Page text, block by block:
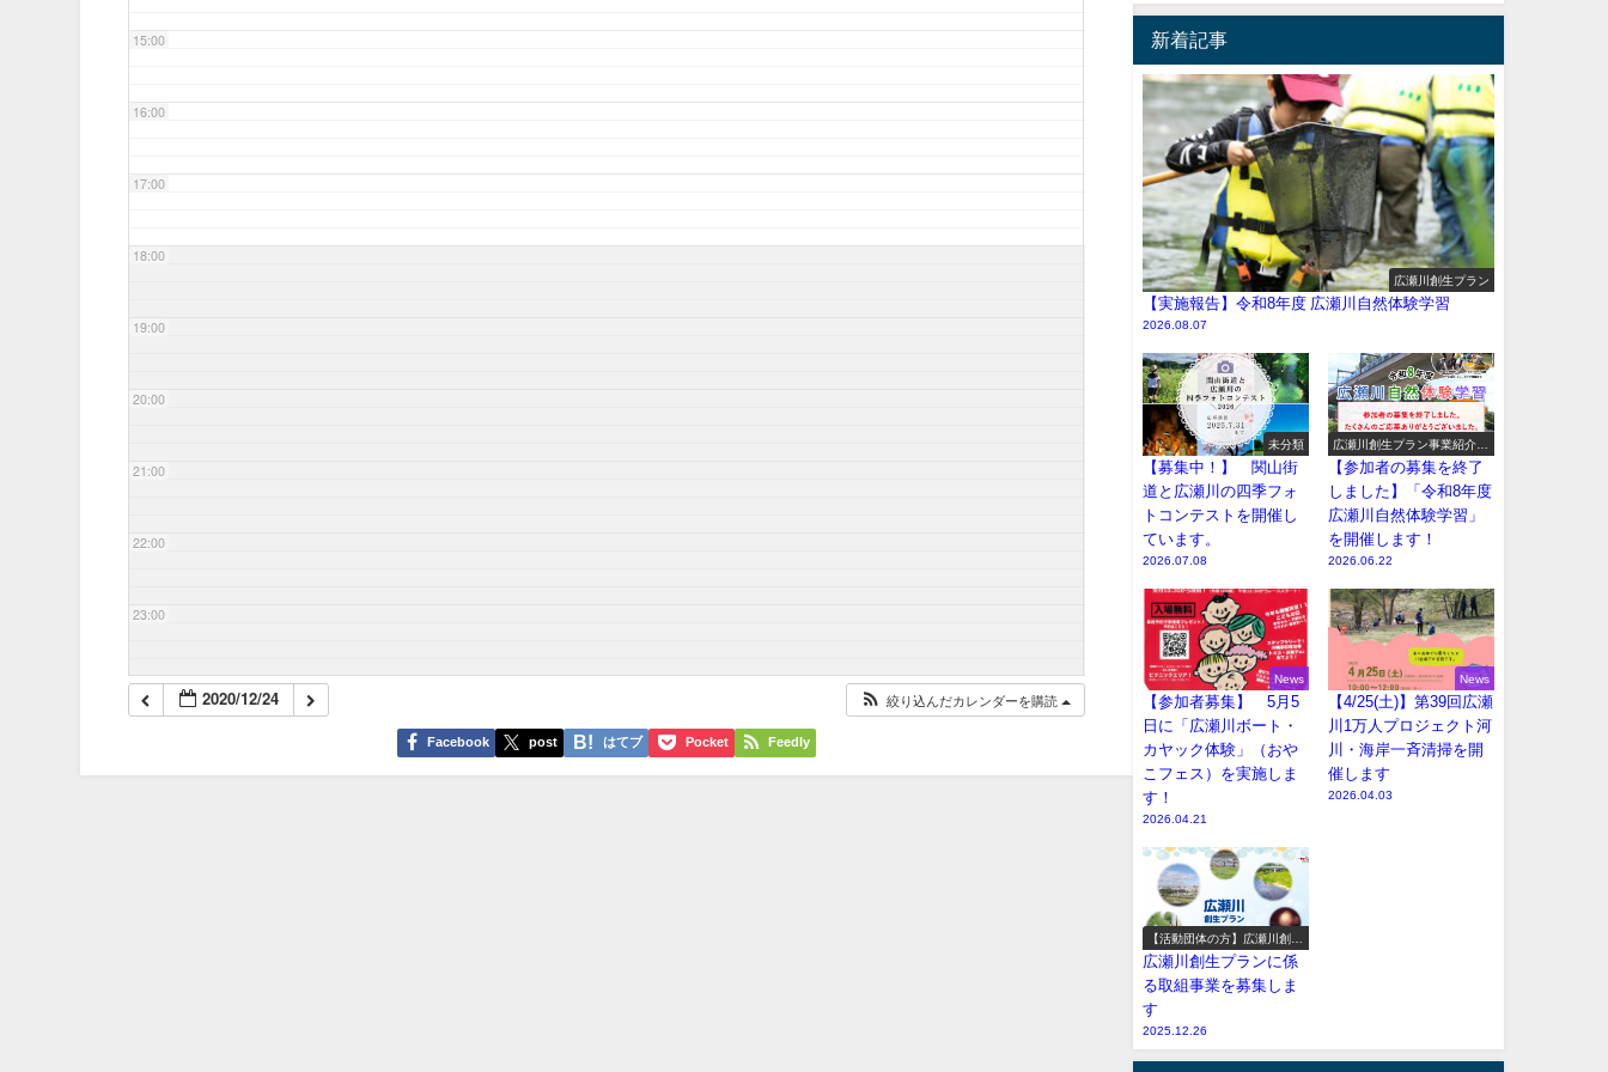
15:00
16:00
17:00
18:00
19:00
20:00
21:00
22:00
23:00
2020/12/24 絞り込んだカレンダーを購読
Facebook post はてブ Pocket Feedly
新着記事
広瀬川創生プラン
【実施報告】令和8年度 広瀬川自然体験学習
2026.08.07
未分類
【募集中！】 関山街
道と広瀬川の四季フォ
トコンテストを開催し
ています。
2026.07.08
広瀬川創生プラン事業紹介
（イベント系）
【参加者の募集を終了
しました】「令和8年度
広瀬川自然体験学習」
を開催します！
2026.06.22
News
【参加者募集】 5月5
日に「広瀬川ボート・
カヤック体験」（おや
こフェス）を実施しま
す！
2026.04.21
News
【4/25(土)】第39回広瀬
川1万人プロジェクト河
川・海岸一斉清掃を開
催します
2026.04.03
【活動団体の方】広瀬川創生
プラン参加事業の募集
広瀬川創生プランに係
る取組事業を募集しま
す
2025.12.26